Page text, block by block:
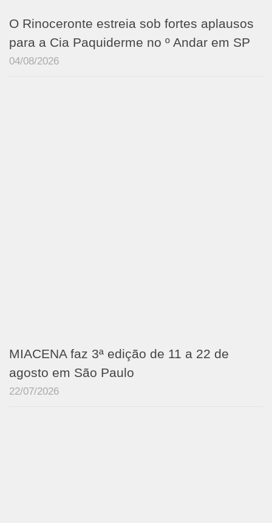
O Rinoceronte estreia sob fortes aplausos
para a Cia Paquiderme no º Andar em SP
04/08/2026
MIACENA faz 3ª edição de 11 a 22 de
agosto em São Paulo
22/07/2026